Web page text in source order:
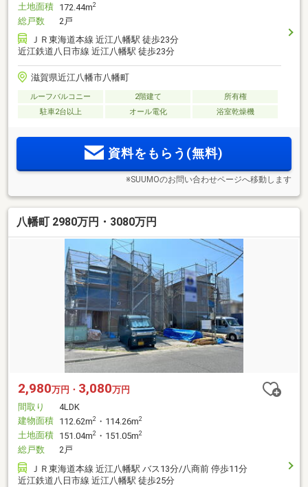
土地面積 172.44m2
総戸数
2戸
ＪＲ東海道本線 近江八幡駅 徒歩23分
近江鉄道八日市線 近江八幡駅 徒歩23分
滋賀県近江八幡市八幡町
ルーフバルコニー 2階建て
所有権
駐車2台以上
オール電化 浴室乾燥機
資料をもらう(無料)
※SUUMOのお問い合わせページへ移動します
八幡町 2980万円・3080万円
2,980万円・ 3,080万円
間取り
4LDK
建物面積 112.62m2 ・114.26m2
土地面積 151.04m2 ・151.05m2
総戸数
2戸
ＪＲ東海道本線 近江八幡駅 バス13分/八商前 停歩11分
近江鉄道八日市線 近江八幡駅 徒歩25分